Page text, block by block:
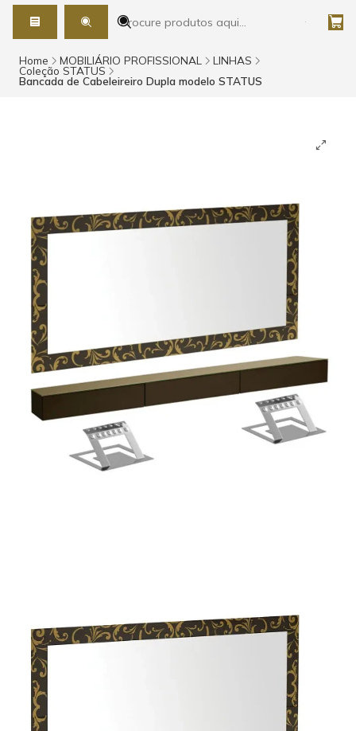
Home MOBILIÁRIO PROFISSIONAL LINHAS
Coleção STATUS
Bancada de Cabeleireiro Dupla modelo STATUS